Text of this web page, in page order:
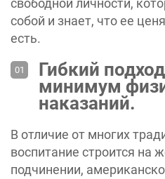
свободной личности,
собой и знает, что ее
есть.
Гибкий
минимум
наказаний.
В отличие от многих
воспитание строится на
подчинении,